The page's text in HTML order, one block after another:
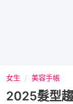
女生 美容手帳
2025髮型